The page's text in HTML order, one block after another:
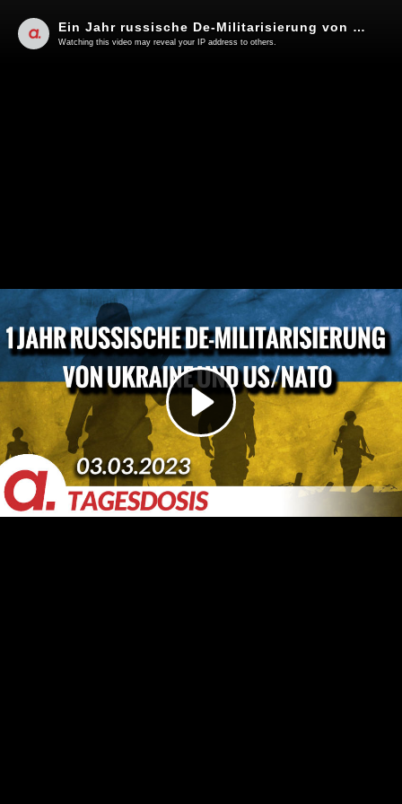
Play
Video
Ein Jahr russische De-Militarisierung von Ukraine und US/NATO | Von Rainer Rupp
Watching this video may reveal your IP address to others.